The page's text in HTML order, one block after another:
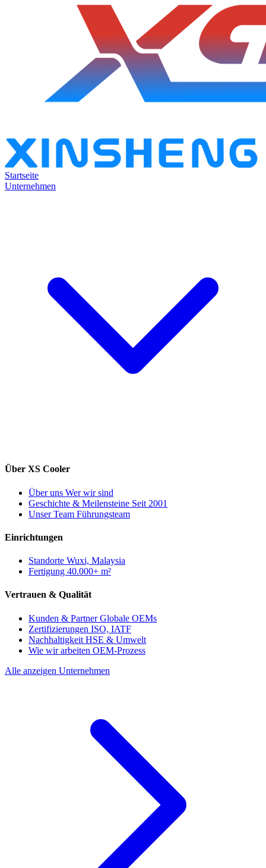
Startseite
Unternehmen
Über XS Cooler
Über uns Wer wir sind
Geschichte & Meilensteine Seit 2001
Unser Team Führungsteam
Einrichtungen
Standorte Wuxi, Malaysia
Fertigung 40.000+ m²
Vertrauen & Qualität
Kunden & PartnerGlobale OEMs
Zertifizierungen ISO, IATF
Nachhaltigkeit HSE & Umwelt
Wie wir arbeiten OEM-Prozess
Alle anzeigen Unternehmen